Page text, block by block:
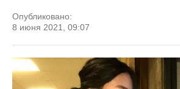
Опубликовано:
8 июня 2021, 09:07